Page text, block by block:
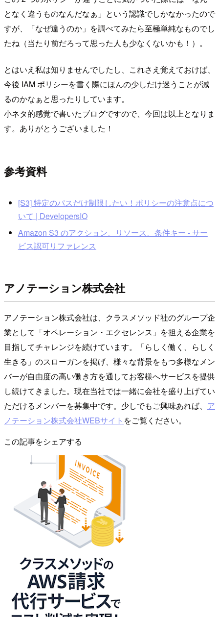
となく違うものなんだなぁ」という認識でしかなかったので
すが、「なぜ違うのか」を調べてみたら至極単純なものでし
たね（当たり前だろって思った人も少なくないかも！）。
とはいえ私は知りませんでしたし、これさえ覚えておけば、
今後 IAM ポリシーを書く際にほんの少しだけ迷うことが減
るのかなぁと思ったりしています。
小ネタ的感覚で書いたブログですので、今回は以上となりま
す。ありがとうございました！
参考資料
[S3] 特定のパスだけ制限したい！ポリシーの注意点につ
いて | DevelopersIO
Amazon S3 のアクション、リソース、条件キー - サー
ビス認可リファレンス
アノテーション株式会社
アノテーション株式会社は、クラスメソッド社のグループ企
業として「オペレーション・エクセレンス」を担える企業を
目指してチャレンジを続けています。「らしく働く、らしく
生きる」のスローガンを掲げ、様々な背景をもつ多様なメン
バーが自由度の高い働き方を通してお客様へサービスを提供
し続けてきました。現在当社では一緒に会社を盛り上げてい
ただけるメンバーを募集中です。少しでもご興味あれば、 ア
ノテーション株式会社WEBサイト をご覧ください。
この記事をシェアする